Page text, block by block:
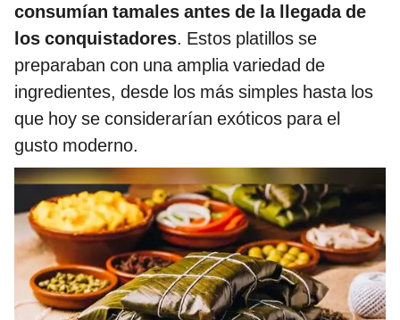
consumían tamales antes de la llegada de
los conquistadores. Estos platillos se
preparaban con una amplia variedad de
ingredientes, desde los más simples hasta los
que hoy se considerarían exóticos para el
gusto moderno.